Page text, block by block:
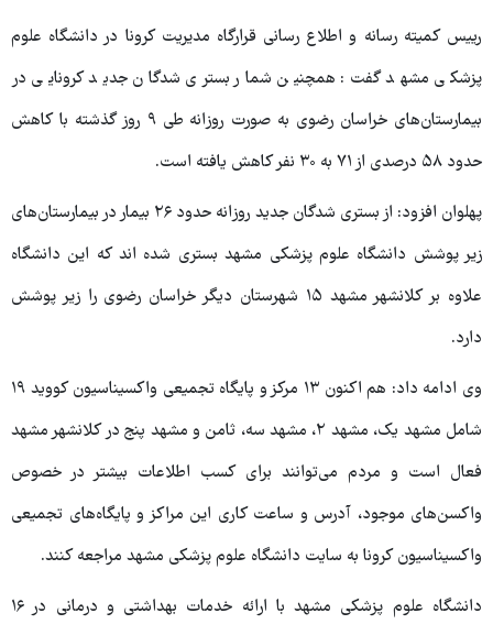
رییس کمیته رسانه و اطلاع رسانی قرارگاه مدیریت کرونا در دانشگاه علوم
پزشکی مشهد گفت: همچنین شمار بستری شدگان جدید کرونایی در
بیمارستان‌های خراسان رضوی به صورت روزانه طی ۹ روز گذشته با کاهش
حدود ۵۸ درصدی از ۷۱ به ۳۰ نفر کاهش یافته است.
پهلوان افزود: از بستری شدگان جدید روزانه حدود ۲۶ بیمار در بیمارستان‌های
زیر پوشش دانشگاه علوم پزشکی مشهد بستری شده اند که این دانشگاه
علاوه بر کلانشهر مشهد ۱۵ شهرستان دیگر خراسان رضوی را زیر پوشش
دارد.
وی ادامه داد: هم اکنون ۱۳ مرکز و پایگاه تجمیعی واکسیناسیون کووید ۱۹
شامل مشهد یک، مشهد ۲، مشهد سه، ثامن و مشهد پنج در کلانشهر مشهد
فعال است و مردم می‌توانند برای کسب اطلاعات بیشتر در خصوص
واکسن‌های موجود، آدرس و ساعت کاری این مراکز و پایگاه‌های تجمیعی
واکسیناسیون کرونا به سایت دانشگاه علوم پزشکی مشهد مراجعه کنند.
دانشگاه علوم پزشکی مشهد با ارائه خدمات بهداشتی و درمانی در ۱۶